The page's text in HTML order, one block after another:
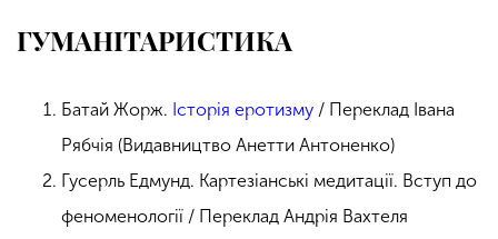
ГУМАНІТАРИСТИКА
Батай Жорж. Історія еротизму / Переклад Івана
Рябчія (Видавництво Анетти Антоненко)
Гусерль Едмунд. Картезіанські медитації. Вступ до
феноменології / Переклад Андрія Вахтеля